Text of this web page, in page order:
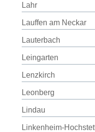
Lahr
Lauffen am Neckar
Lauterbach
Leingarten
Lenzkirch
Leonberg
Lindau
Linkenheim-